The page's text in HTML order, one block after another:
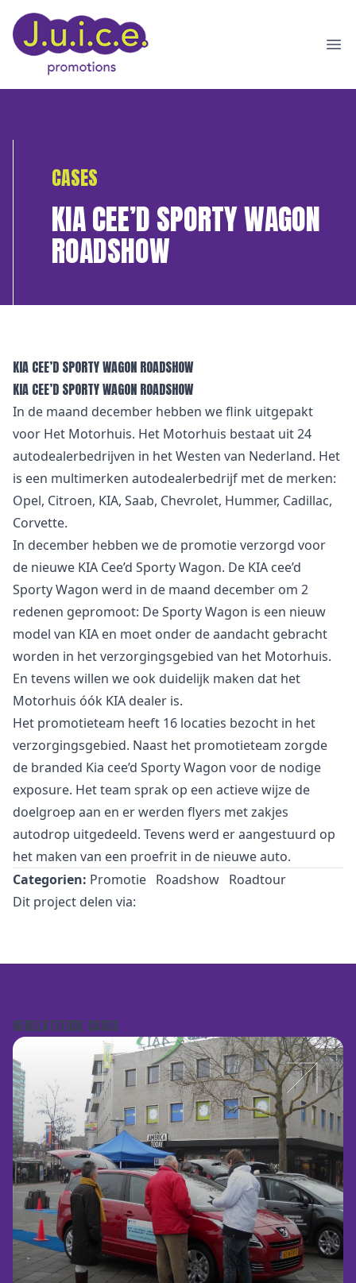
CASES
KIA CEE’D SPORTY WAGON
ROADSHOW
KIA CEE’D SPORTY WAGON ROADSHOW
KIA CEE’D SPORTY WAGON ROADSHOW
In de maand december hebben we flink uitgepakt
voor Het Motorhuis. Het Motorhuis bestaat uit 24
autodealerbedrijven in het Westen van Nederland. Het
is een multimerken autodealerbedrijf met de merken:
Opel, Citroen, KIA, Saab, Chevrolet, Hummer, Cadillac,
Corvette.
In december hebben we de promotie verzorgd voor
de nieuwe KIA Cee’d Sporty Wagon. De KIA cee’d
Sporty Wagon werd in de maand december om 2
redenen gepromoot: De Sporty Wagon is een nieuw
model van KIA en moet onder de aandacht gebracht
worden in het verzorgingsgebied van het Motorhuis.
En tevens willen we ook duidelijk maken dat het
Motorhuis óók KIA dealer is.
Het promotieteam heeft 16 locaties bezocht in het
verzorgingsgebied. Naast het promotieteam zorgde
de branded Kia cee’d Sporty Wagon voor de nodige
exposure. Het team sprak op een actieve wijze de
doelgroep aan en er werden flyers met zakjes
autodrop uitgedeeld. Tevens werd er aangestuurd op
het maken van een proefrit in de nieuwe auto.
Categorien: Promotie Roadshow Roadtour
Dit project delen via:
GERELATEERDE CASES